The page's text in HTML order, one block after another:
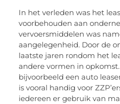
In het verleden was het
voorbehouden aan
vervoersmiddelen was
aangelegenheid. Door de
laatste jaren rondom het
andere vormen in
bijvoorbeeld een auto
is vooral handig voor
iedereen er gebruik van